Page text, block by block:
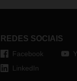
grupagem e logística
beneficiar desta
REDES SOCIAIS
Facebook
LinkedIn